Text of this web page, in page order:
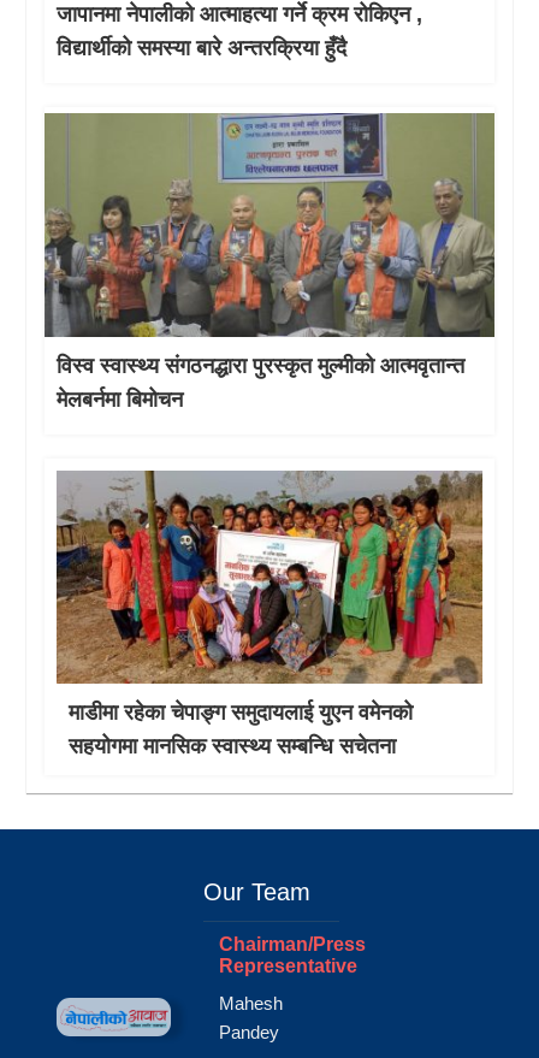
जापानमा नेपालीको आत्माहत्या गर्ने क्रम रोकिएन ,
विद्यार्थीको समस्या बारे अन्तरक्रिया हुँदै
विस्व स्वास्थ्य संगठनद्धारा पुरस्कृत मुल्मीको आत्मवृतान्त
मेलबर्नमा बिमोचन
माडीमा रहेका चेपाङ्ग समुदायलाई युएन वमेनको
सहयोगमा मानसिक स्वास्थ्य सम्बन्धि सचेतना
Our Team
Chairman/Press
Representative
Mahesh
Pandey